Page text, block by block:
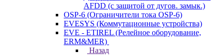
AFDD (с защитой от дугов. замык.)
OSP-6 (Ограничители тока OSP-6)
EVESYS (Коммутационные устройства)
EVE - ETIREL (Релейное оборудование,
ERM&MER)
Назад